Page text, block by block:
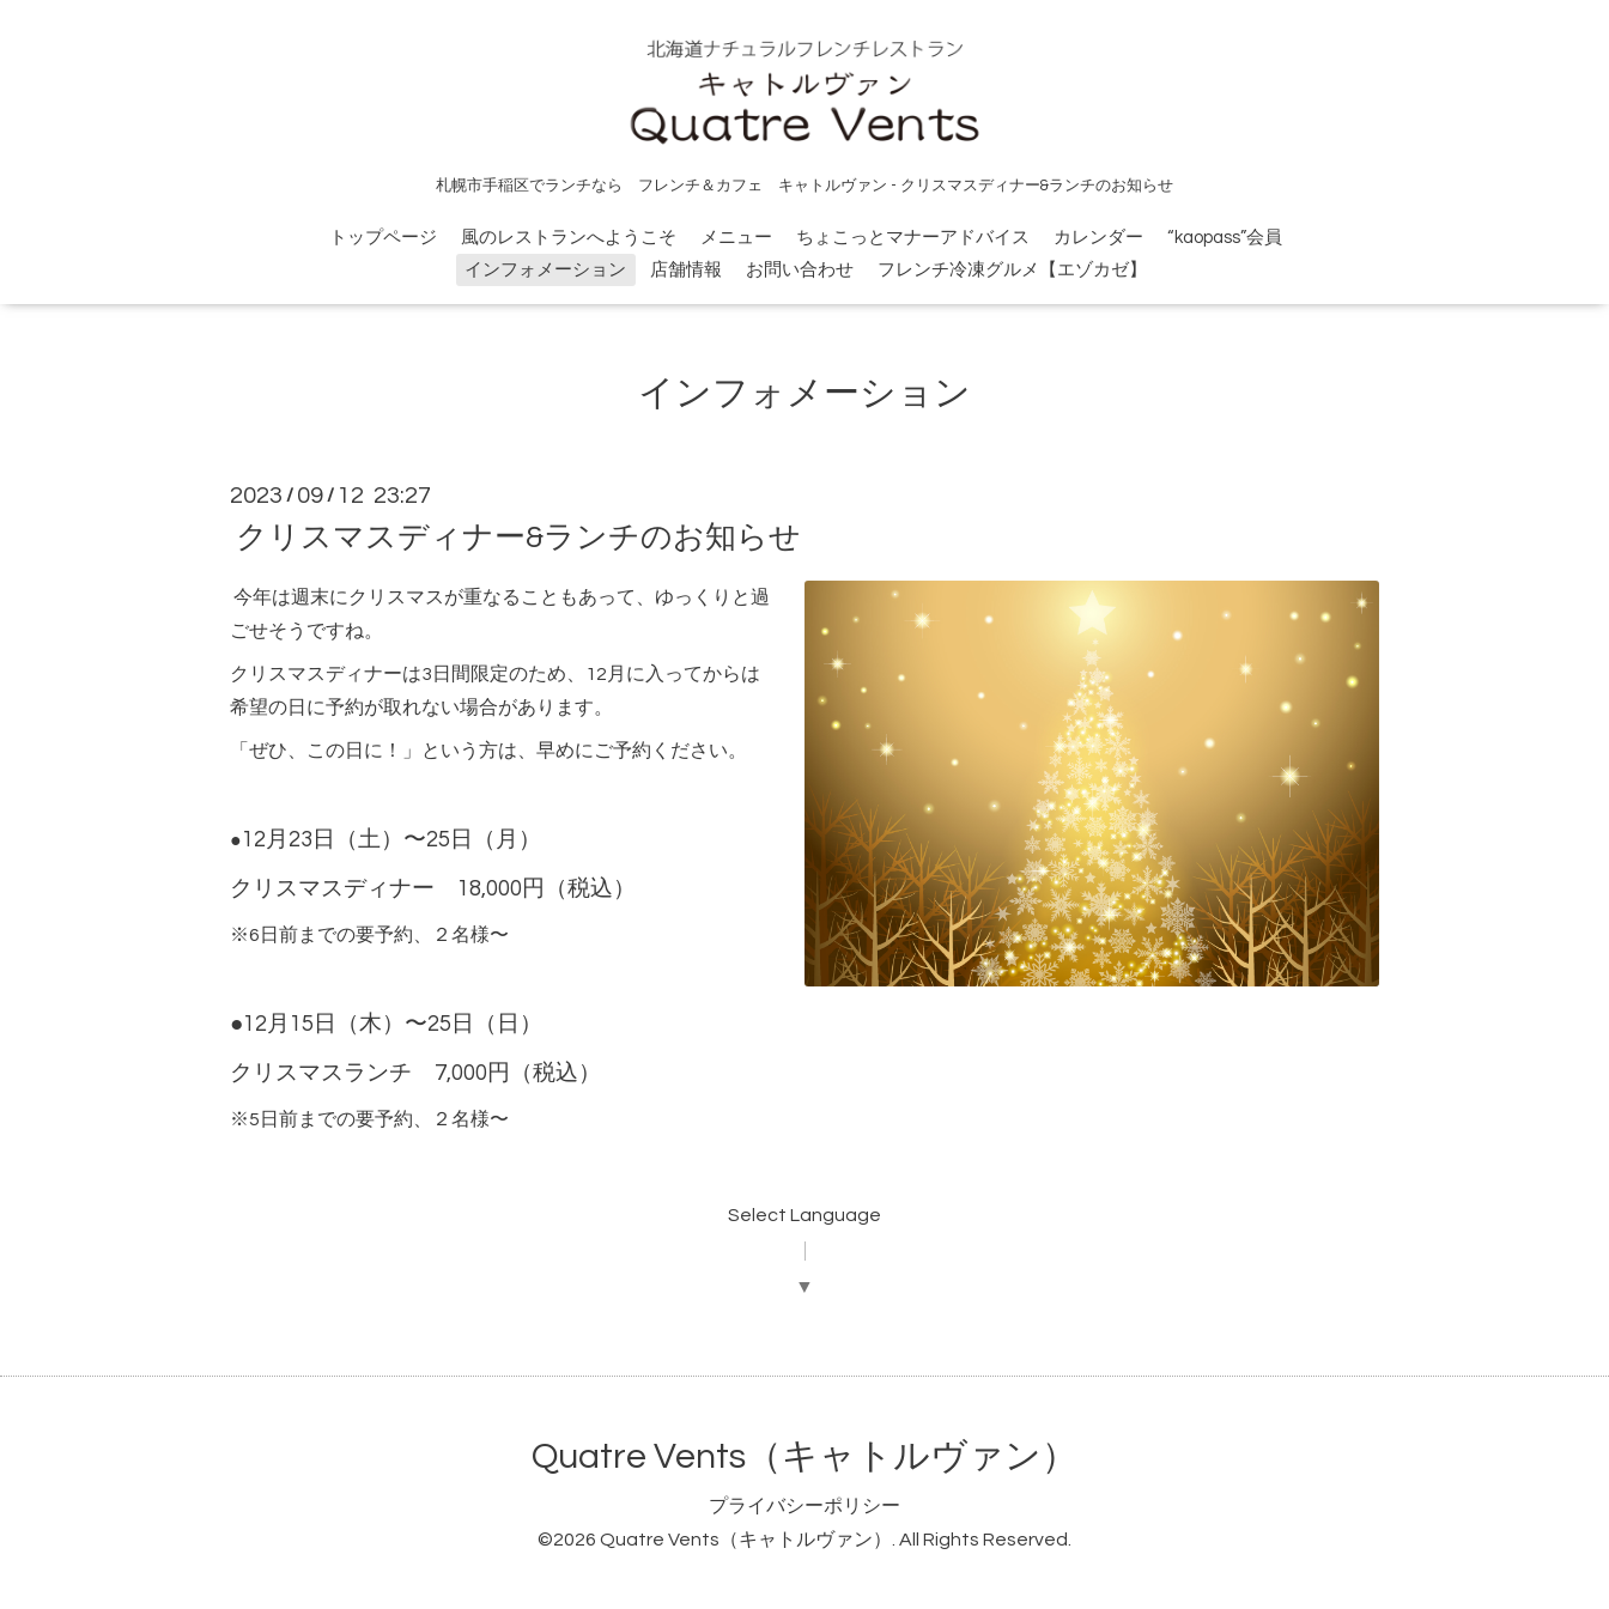
札幌市手稲区でランチなら フレンチ＆カフェ キャトルヴァン - クリスマスディナー&ランチのお知らせ
トップページ 風のレストランへようこそ メニュー ちょこっとマナーアドバイス カレンダー
“kaopass”会員
インフォメーション
店舗情報 お問い合わせ フレンチ冷凍グルメ【エゾカゼ】
インフォメーション
2023 / 09 / 12 23:27
クリスマスディナー&ランチのお知らせ
今年は週末にクリスマスが重なることもあって、ゆっくりと過
ごせそうですね。
クリスマスディナーは3日間限定のため、12月に入ってからは
希望の日に予約が取れない場合があります。
「ぜひ、この日に！」という方は、早めにご予約ください。
●12月23日（土）〜25日（月）
クリスマスディナー 18,000円（税込）
※6日前までの要予約、２名様〜
●12月15日（木）〜25日（日）
クリスマスランチ 7,000円（税込）
※5日前までの要予約、２名様〜
Select Language
▼
Quatre Vents（キャトルヴァン）
プライバシーポリシー
©2026 Quatre Vents（キャトルヴァン） . All Rights Reserved.